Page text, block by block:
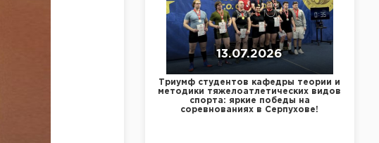
13.07.2026
Триумф студентов кафедры теории и
методики тяжелоатлетических видов
спорта: яркие победы на
соревнованиях в Серпухове!